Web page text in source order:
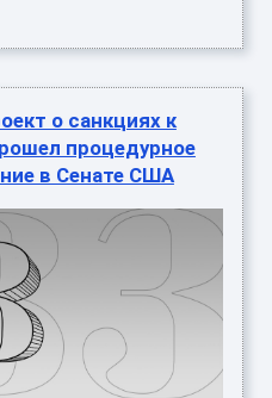
о санкциях к
процедурное
в Сенате США